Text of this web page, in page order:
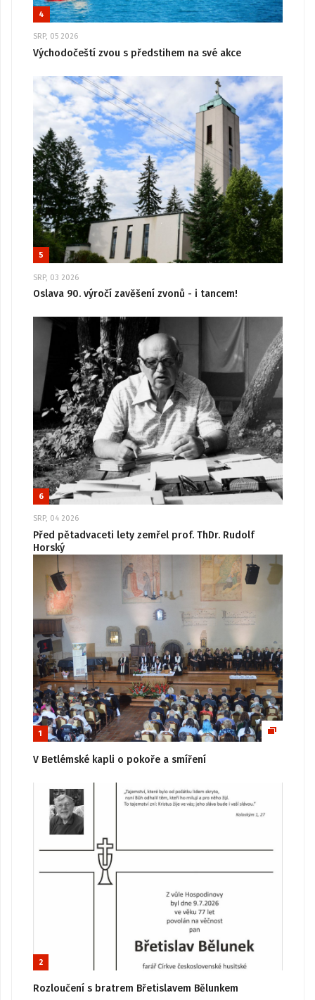
4
SRP, 05 2026
Východočeští zvou s předstihem na své akce
5
SRP, 03 2026
Oslava 90. výročí zavěšení zvonů - i tancem!
6
SRP, 04 2026
Před pětadvaceti lety zemřel prof. ThDr. Rudolf
Horský
1
V Betlémské kapli o pokoře a smíření
2
Rozloučení s bratrem Břetislavem Bělunkem